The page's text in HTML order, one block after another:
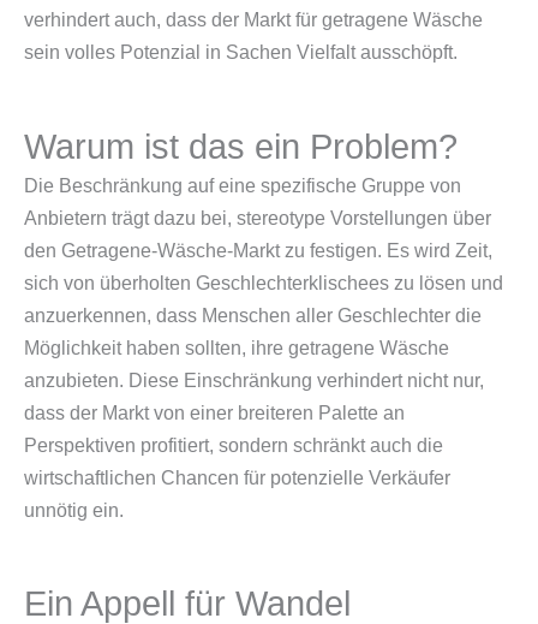
verhindert auch, dass der Markt für getragene Wäsche
sein volles Potenzial in Sachen Vielfalt ausschöpft.
Warum ist das ein Problem?
Die Beschränkung auf eine spezifische Gruppe von
Anbietern trägt dazu bei, stereotype Vorstellungen über
den Getragene-Wäsche-Markt zu festigen. Es wird Zeit,
sich von überholten Geschlechterklischees zu lösen und
anzuerkennen, dass Menschen aller Geschlechter die
Möglichkeit haben sollten, ihre getragene Wäsche
anzubieten. Diese Einschränkung verhindert nicht nur,
dass der Markt von einer breiteren Palette an
Perspektiven profitiert, sondern schränkt auch die
wirtschaftlichen Chancen für potenzielle Verkäufer
unnötig ein.
Ein Appell für Wandel